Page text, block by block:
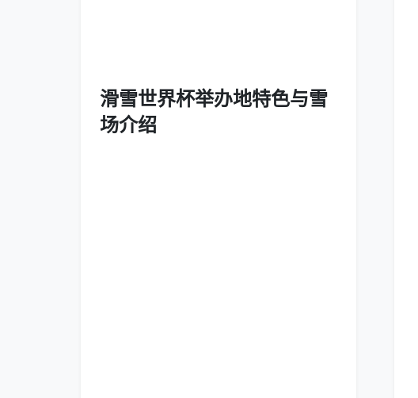
滑雪世界杯举办地特色与雪
场介绍